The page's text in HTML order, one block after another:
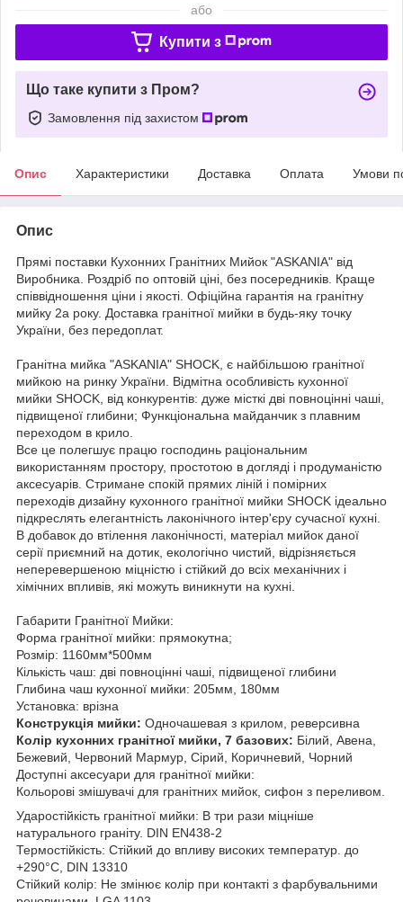
або
Купити з
Що таке купити з Пром?
Замовлення під захистом
Опис Характеристики Доставка Оплата Умови
Опис
Прямі поставки Кухонних Гранітних Мийок "ASKANIA" від
Виробника. Роздріб по оптовій ціні, без посередників. Краще
співвідношення ціни і якості. Офіційна гарантія на гранітну
мийку 2а року. Доставка гранітної мийки в будь-яку точку
України, без передоплат.
Гранітна мийка "ASKANIA" SHOCK, є найбільшою гранітної
мийкою на ринку України. Відмітна особливість кухонної
мийки SHOCK, від конкурентів: дуже місткі дві повноцінні чаші,
підвищеної глибини; Функціональна майданчик з плавним
переходом в крило.
Все це полегшує працю господинь раціональним
використанням простору, простотою в догляді і продуманістю
аксесуарів. Стримане спокій прямих ліній і помірних
переходів дизайну кухонного гранітної мийки SHOCK ідеально
підкреслять елегантність лаконічного інтер'єру сучасної кухні.
В добавок до втілення лаконічності, матеріал мийок даної
серії приємний на дотик, екологічно чистий, відрізняється
неперевершеною міцністю і стійкий до всіх механічних і
хімічних впливів, які можуть виникнути на кухні.
Габарити Гранітної Мийки:
Форма гранітної мийки: прямокутна;
Розмір: 1160мм*500мм
Кількість чаш: дві повноцінні чаші, підвищеної глибини
Глибина чаш кухонної мийки: 205мм, 180мм
Установка: врізна
Конструкція мийки: Одночашевая з крилом, реверсивна
Колір кухонних гранітної мийки, 7 базових: Білий, Авена,
Бежевий, Червоний Мармур, Сірий, Коричневий, Чорний
Доступні аксесуари для гранітної мийки:
Кольорові змішувачі для гранітних мийок, сифон з переливом.
Ударостійкість гранітної мийки: В три рази міцніше
натурального граніту. DIN EN438-2
Термостійкість: Стійкий до впливу високих температур. до
+290°C, DIN 13310
Стійкий колір: Не змінює колір при контакті з фарбувальними